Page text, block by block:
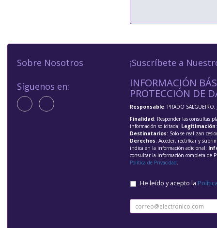
Sobre Nosotros
Síguenos en:
¡Suscríbete a
INFORMACIÓN
PROTECCIÓN DE
Responsable: PRADO SALGUEIRO,
Finalidad: Responder las consultas
información solicitada; Legitimación
Destinatarios: Solo se realizan
Derechos: Acceder, rectificar y
indica en la información adicional;
consultar la información completa de
Política de Privacidad.
He leído y acepto la